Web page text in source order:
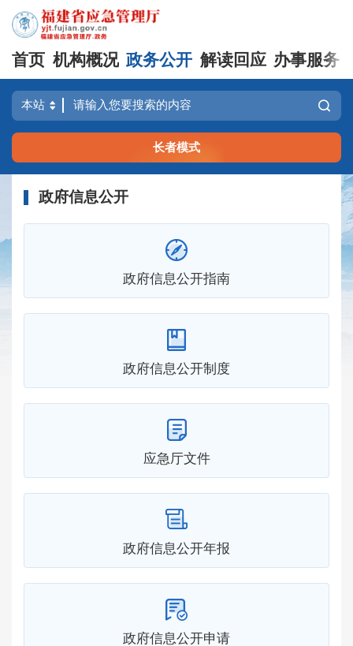
首页 机构概况 政务公开 解读回应 办事服务
长者模式
政府信息公开
政府信息公开指南
政府信息公开制度
应急厅文件
政府信息公开年报
政府信息公开申请